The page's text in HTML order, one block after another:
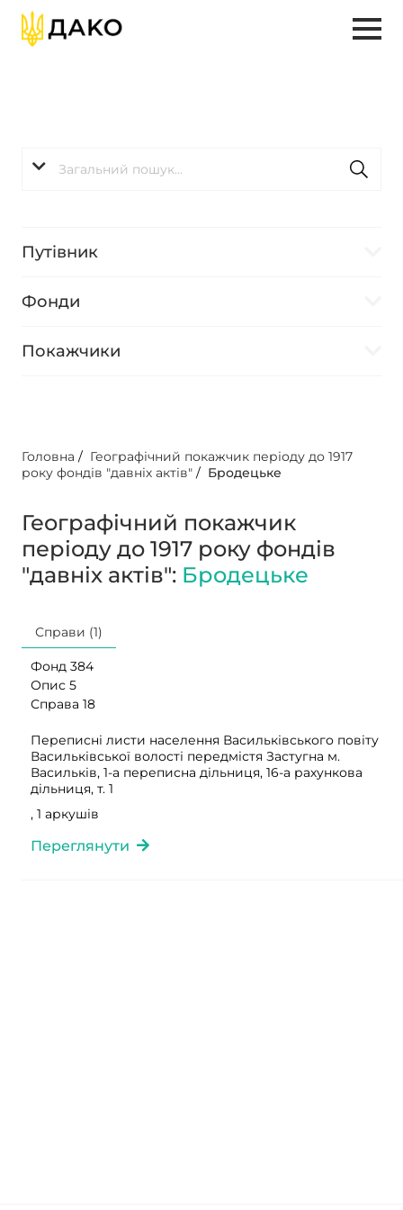
Путівник
Фонди
Покажчики
Головна / Географічний покажчик періоду до 1917
року фондів "давніх актів" / Бродецьке
Географічний покажчик
періоду до 1917 року фондів
"давніх актів": Бродецьке
Справи (1)
Фонд 384
Опис 5
Справа 18
Переписні листи населення Васильківського повіту
Васильківської волості передмістя Застугна м.
Васильків, 1-а переписна дільниця, 16-а рахункова
дільниця, т. 1
, 1 аркушів
Переглянути